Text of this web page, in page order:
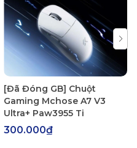
[Đã Đóng GB] Chuột
Gaming Mchose A7 V3
Ultra+ Paw3955 Ti
300.000₫